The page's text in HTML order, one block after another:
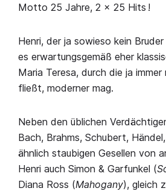
Motto 25 Jahre, 2 × 25 Hits !
Henri, der ja sowieso kein
es erwartungsgemäß eher
Maria Teresa, durch die ja
fließt, moderner mag.
Neben den üblichen
Bach, Brahms, Schubert,
ähnlich staubigen Gesellen von
Henri auch Simon & Garfunkel (
Diana Ross (Mahogany), gleich